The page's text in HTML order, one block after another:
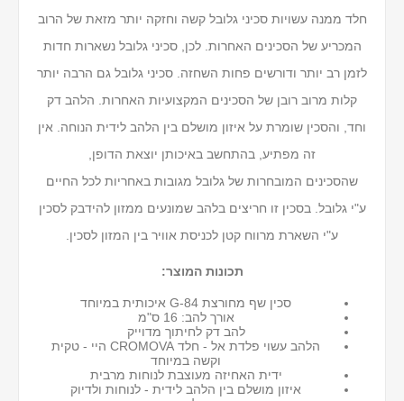
חלד ממנה עשויות סכיני גלובל קשה וחזקה יותר מזאת של הרוב
המכריע של הסכינים האחרות. לכן, סכיני גלובל נשארות חדות
לזמן רב יותר ודורשים פחות השחזה. סכיני גלובל גם הרבה יותר
קלות מרוב רובן של הסכינים המקצועיות האחרות. הלהב דק
וחד, והסכין שומרת על איזון מושלם בין הלהב לידית הנוחה. אין
זה מפתיע, בהתחשב באיכותן יוצאת הדופן,
שהסכינים המובחרות של גלובל מגובות באחריות לכל החיים
ע"י גלובל. בסכין זו חריצים בלהב שמונעים ממזון להידבק לסכין
ע"י השארת מרווח קטן לכניסת אוויר בין המזון לסכין.
תכונות המוצר:
סכין שף מחורצת G-84 איכותית במיוחד
אורך להב: 16 ס"מ
להב דק לחיתוך מדוייק
הלהב עשוי פלדת אל - חלד CROMOVA היי - טקית
וקשה במיוחד
ידית האחיזה מעוצבת לנוחות מרבית
איזון מושלם בין הלהב לידית - לנוחות ולדיוק